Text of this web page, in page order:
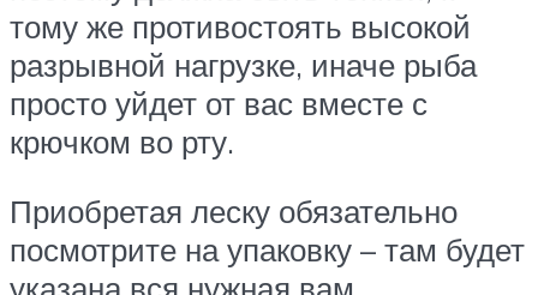
тому же противостоять высокой
разрывной нагрузке, иначе рыба
просто уйдет от вас вместе с
крючком во рту.
Приобретая леску обязательно
посмотрите на упаковку – там будет